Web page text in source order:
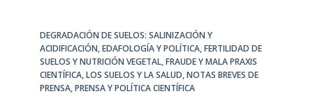
DEGRADACIÓN DE SUELOS: SALINIZACIÓN Y
ACIDIFICACIÓN,EDAFOLOGÍA Y POLÍTICA,FERTILIDAD DE
SUELOS Y NUTRICIÓN VEGETAL,FRAUDE Y MALA PRAXIS
CIENTÍFICA,LOS SUELOS Y LA SALUD,NOTAS BREVES DE
PRENSA,PRENSA Y POLÍTICA CIENTÍFICA